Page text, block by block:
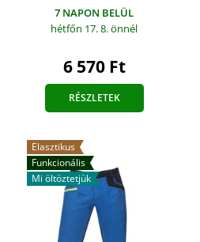
7 NAPON BELÜL
hétfőn 17. 8.önnél
6 570 Ft
RÉSZLETEK
Elasztikus
Funkcionális
Mi öltöztetjük